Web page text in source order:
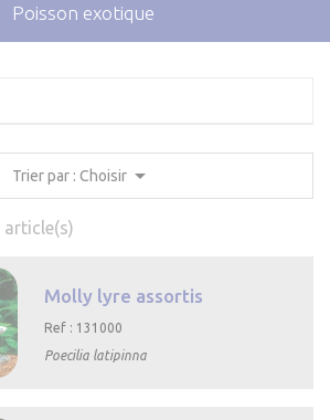
Poisson exotique
Trier par : Choisir 
Molly lyre assortis
Ref : 131000
Poecilia latipinna